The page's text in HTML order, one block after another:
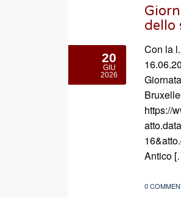
dello
20
GIU
2026
Con la
https://
Antico
0